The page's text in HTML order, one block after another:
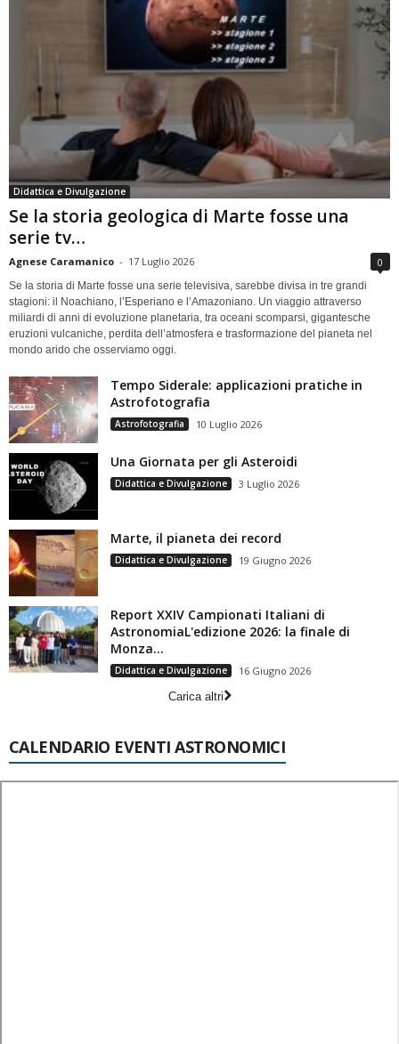
Didattica e Divulgazione
Se la storia geologica di Marte fosse una
serie tv…
Agnese Caramanico - 17 Luglio 2026 0
Se la storia di Marte fosse una serie televisiva, sarebbe divisa in tre grandi
stagioni: il Noachiano, l’Esperiano e l’Amazoniano. Un viaggio attraverso
miliardi di anni di evoluzione planetaria, tra oceani scomparsi, gigantesche
eruzioni vulcaniche, perdita dell’atmosfera e trasformazione del pianeta nel
mondo arido che osserviamo oggi.
Tempo Siderale: applicazioni pratiche in
Astrofotografia
Astrofotografia 10 Luglio 2026
Una Giornata per gli Asteroidi
Didattica e Divulgazione 3 Luglio 2026
Marte, il pianeta dei record
Didattica e Divulgazione 19 Giugno 2026
Report XXIV Campionati Italiani di
AstronomiaL'edizione 2026: la finale di
Monza...
Didattica e Divulgazione
16 Giugno 2026
Carica altri
CALENDARIO EVENTI ASTRONOMICI